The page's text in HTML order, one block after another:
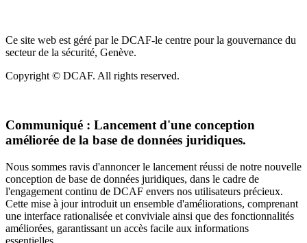
Ce site web est géré par le DCAF-le centre pour la gouvernance du
secteur de la sécurité, Genève.
Copyright © DCAF. All rights reserved.
Communiqué : Lancement d'une conception
améliorée de la base de données juridiques.
Nous sommes ravis d'annoncer le lancement réussi de notre nouvelle
conception de base de données juridiques, dans le cadre de
l'engagement continu de DCAF envers nos utilisateurs précieux.
Cette mise à jour introduit un ensemble d'améliorations, comprenant
une interface rationalisée et conviviale ainsi que des fonctionnalités
améliorées, garantissant un accès facile aux informations
essentielles.